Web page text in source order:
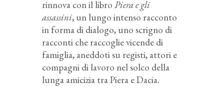
rinnova con il libro Piera e gli
assassini, un lungo intenso racconto
in forma di dialogo, uno scrigno di
racconti che raccoglie vicende di
famiglia, aneddoti su registi, attori e
compagni di lavoro nel solco della
lunga amicizia tra Piera e Dacia.